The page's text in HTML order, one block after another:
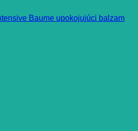
Baume upokojujúci balzam